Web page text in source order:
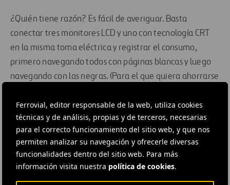
Ferrovial, editor responsable de la web, utiliza cookies
técnicas y de análisis, propias y de terceros, necesarias
para el correcto funcionamiento del sitio web, y que nos
permiten analizar su navegación y ofrecerle diversas
funcionalidades dentro del sitio web. Para más
información visita nuestra política de cookies.
¿Quién tiene razón? Es fácil de averiguar. Basta
conectar tres monitores LCD y uno con tecnología CRT
en la misma toma eléctrica y registrar el consumo,
primero navegando todos con páginas blancas y luego
navegando con las negras. (Para el que quiera ahorrarse
negros es menor)
#Conservación del medio ambiente